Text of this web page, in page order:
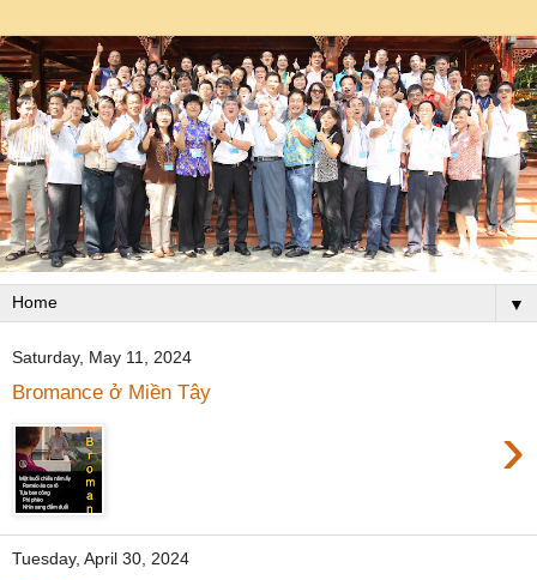
▼
Saturday, May 11, 2024
Bromance ở Miền Tây
›
Tuesday, April 30, 2024